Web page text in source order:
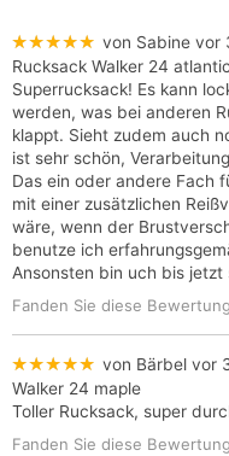
★★★★★ von Sabine vor
Rucksack Walker 24 atlantic
Superrucksack! Es kann
werden, was bei anderen
klappt. Sieht zudem auch
ist sehr schön,
Das ein oder andere Fach
mit einer zusätzlichen
wäre, wenn der
benutze ich
Ansonsten bin uch bis jetzt
Fanden Sie diese
★★★★★ von Bärbel vor
Walker 24 maple
Toller Rucksack, super
Fanden Sie diese